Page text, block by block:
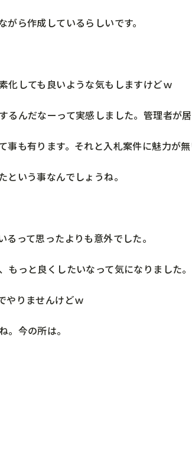
ら作成しているらしいです。
化しても良いような気もしますけどｗ
んだなーって実感しました。管理者が居
も有ります。それと入札案件に魅力が無
いう事なんでしょうね。
って思ったよりも意外でした。
っと良くしたいなって気になりました
やりませんけどｗ
。今の所は。